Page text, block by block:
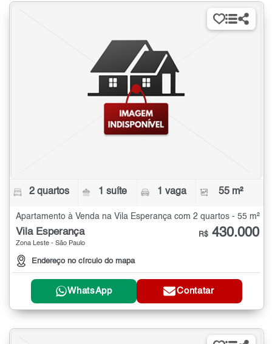
2 quartos 1 suíte 1 vaga 55 m²
Apartamento à Venda na Vila Esperança com 2 quartos - 55 m²
Vila Esperança
Zona Leste - São Paulo
Endereço no círculo do mapa
R$ 430.000
WhatsApp Contatar